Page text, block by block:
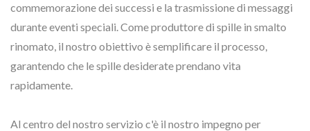
commemorazione dei successi e la trasmissione di messaggi
durante eventi speciali. Come produttore di spille in smalto
rinomato, il nostro obiettivo è semplificare il processo,
garantendo che le spille desiderate prendano vita
rapidamente.
Al centro del nostro servizio c'è il nostro impegno per